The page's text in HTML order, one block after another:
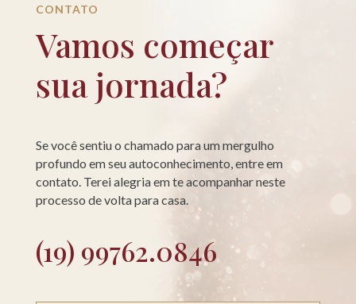
CONTATO
Vamos começar
sua jornada?
Se você sentiu o chamado para um mergulho
profundo em seu autoconhecimento, entre em
contato. Terei alegria em te acompanhar neste
processo de volta para casa.
(19) 99762.0846